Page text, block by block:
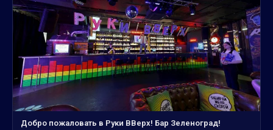
Добро пожаловать в Руки ВВерх! Бар Зеленоград!